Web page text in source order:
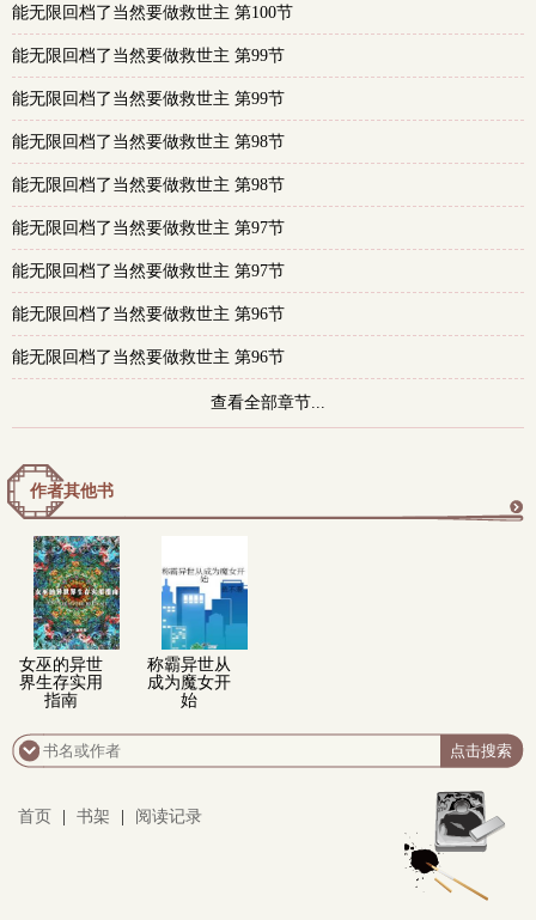
能无限回档了当然要做救世主 第100节
能无限回档了当然要做救世主 第99节
能无限回档了当然要做救世主 第99节
能无限回档了当然要做救世主 第98节
能无限回档了当然要做救世主 第98节
能无限回档了当然要做救世主 第97节
能无限回档了当然要做救世主 第97节
能无限回档了当然要做救世主 第96节
能无限回档了当然要做救世主 第96节
查看全部章节...
作者其他书
女巫的异世
界生存实用
指南
称霸异世从
成为魔女开
始
首页 书架 阅读记录